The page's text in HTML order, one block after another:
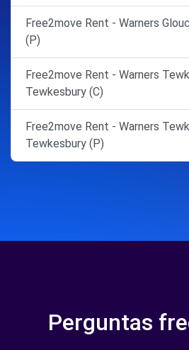
Free2move Rent - Warners
(P)
Free2move Rent - Warners
Tewkesbury (C)
Free2move Rent - Warners
Tewkesbury (P)
Perguntas